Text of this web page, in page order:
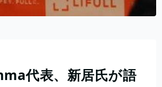
代表、新居氏が語